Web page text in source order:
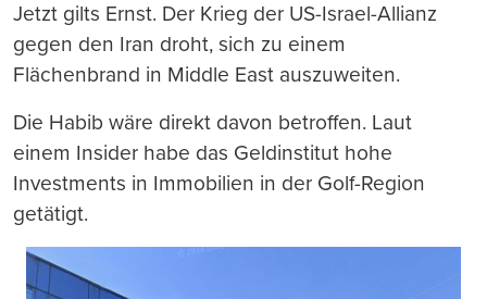
Jetzt gilts Ernst. Der Krieg der US-Israel-Allianz
gegen den Iran droht, sich zu einem
Flächenbrand in Middle East auszuweiten.
Die Habib wäre direkt davon betroffen. Laut
einem Insider habe das Geldinstitut hohe
Investments in Immobilien in der Golf-Region
getätigt.